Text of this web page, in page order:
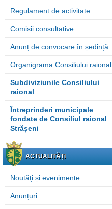
Regulament de activitate
Comisii consultative
Anunț de convocare în ședință
Organigrama Consiliului raional
Subdiviziunile Consiliului
raional
Întreprinderi municipale
fondate de Consiliul raional
Strășeni
ACTUALITĂȚI
Noutăţi și evenimente
Anunțuri